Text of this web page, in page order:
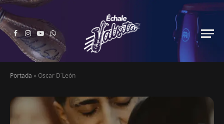
Facebook
Instagram
YouTubeWhatsApp
Portada » Oscar D´León